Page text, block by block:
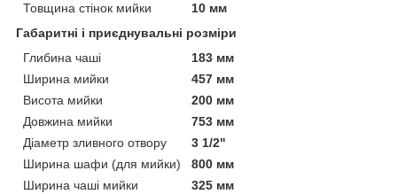
Товщина стінок мийки
10 мм
Габаритні і приєднувальні розміри
Глибина чаші
183 мм
Ширина мийки
457 мм
Висота мийки
200 мм
Довжина мийки
753 мм
Діаметр зливного отвору
3 1/2"
Ширина шафи (для мийки)
800 мм
Ширина чаші мийки
325 мм